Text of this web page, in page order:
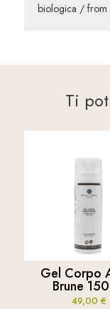
biologica / from
Ti
Gel Corpo
Brune
49,00 €